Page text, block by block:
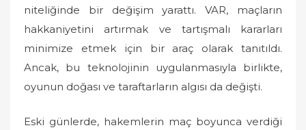
niteliğinde bir değişim yarattı. VAR, maçların
hakkaniyetini artırmak ve tartışmalı kararları
minimize etmek için bir araç olarak tanıtıldı.
Ancak, bu teknolojinin uygulanmasıyla birlikte,
oyunun doğası ve taraftarların algısı da değişti.
Eski günlerde, hakemlerin maç boyunca verdiği